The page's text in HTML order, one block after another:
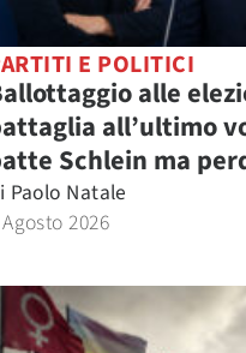
E POLITICI
alle
all’ultimo
Schlein ma
Paolo Natale
2026